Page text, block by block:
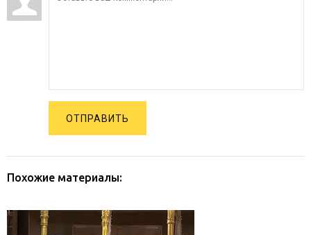
ОТПРАВИТЬ
Похожие материалы: